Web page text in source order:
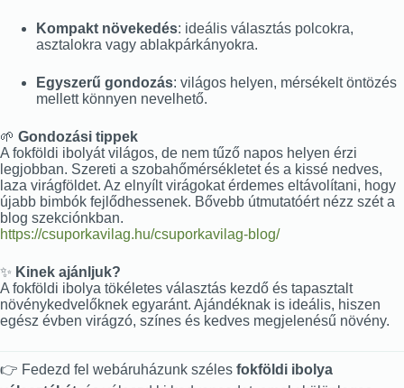
Kompakt növekedés: ideális választás polcokra,
asztalokra vagy ablakpárkányokra.
Egyszerű gondozás: világos helyen, mérsékelt öntözés
mellett könnyen nevelhető.
🌱 Gondozási tippek
A fokföldi ibolyát világos, de nem tűző napos helyen érzi
legjobban. Szereti a szobahőmérsékletet és a kissé nedves,
laza virágföldet. Az elnyílt virágokat érdemes eltávolítani, hogy
újabb bimbók fejlődhessenek. Bővebb útmutatóért nézz szét a
blog szekciónkban.
https://csuporkavilag.hu/csuporkavilag-blog/
✨ Kinek ajánljuk?
A fokföldi ibolya tökéletes választás kezdő és tapasztalt
növénykedvelőknek egyaránt. Ajándéknak is ideális, hiszen
egész évben virágzó, színes és kedves megjelenésű növény.
👉 Fedezd fel webáruházunk széles fokföldi ibolya